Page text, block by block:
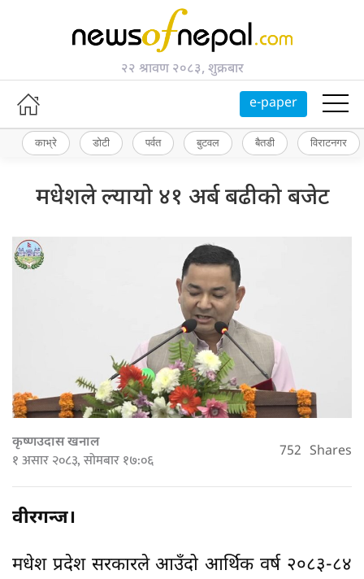
२२ श्रावण २०८३, शुक्रबार
e-paper
काभ्रे डोटी पर्वत बुटवल बैतडी विराटनगर
मधेशले ल्यायो ४१ अर्ब बढीको बजेट
कृष्णउदास खनाल
१ असार २०८३, सोमबार १७:०६ 752 Shares
वीरगन्ज।
मधेश प्रदेश सरकारले आउँदो आर्थिक वर्ष २०८३-८४